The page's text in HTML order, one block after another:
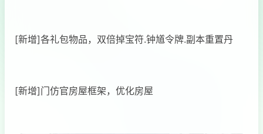
[新增]各礼包物品，双倍掉宝符.钟馗令牌.副本重置丹
[新增]门仿官房屋框架，优化房屋